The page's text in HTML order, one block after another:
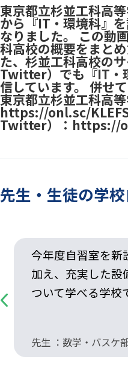
東京都立杉並工科高
から『IT・環境科』
なりました。 この動
科高校の概要をまと
た、杉並工科高校の
Twitter）でも『IT・
信しています。 併せ
東京都立杉並工科高
https://onl.sc/
Twitter）：https://
先生・生徒の学
Previous
今年度自習室を新
加え、充実した設
ついて学べる学校
先生 ：数学・バスケ